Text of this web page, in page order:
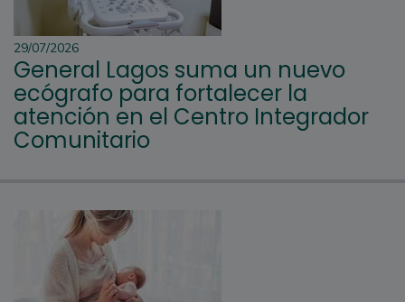
29/07/2026
General Lagos suma un nuevo
ecógrafo para fortalecer la
atención en el Centro Integrador
Comunitario